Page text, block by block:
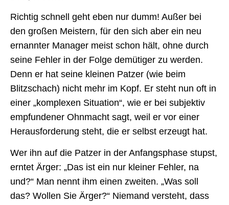
Richtig schnell geht eben nur dumm! Außer bei
den großen Meistern, für den sich aber ein neu
ernannter Manager meist schon hält, ohne durch
seine Fehler in der Folge demütiger zu werden.
Denn er hat seine kleinen Patzer (wie beim
Blitzschach) nicht mehr im Kopf. Er steht nun oft in
einer „komplexen Situation“, wie er bei subjektiv
empfundener Ohnmacht sagt, weil er vor einer
Herausforderung steht, die er selbst erzeugt hat.
Wer ihn auf die Patzer in der Anfangsphase stupst,
erntet Ärger: „Das ist ein nur kleiner Fehler, na
und?“ Man nennt ihm einen zweiten. „Was soll
das? Wollen Sie Ärger?“ Niemand versteht, dass